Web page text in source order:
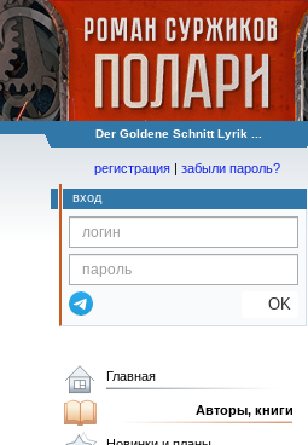
Der Goldene Schnitt Lyrik ...
регистрация | забыли пароль?
вход
OK
Главная
Авторы, книги